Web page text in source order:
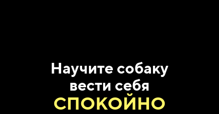
Научите собаку
вести себя
СПОКОЙНО